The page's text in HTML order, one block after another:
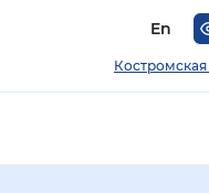
En
Костромская